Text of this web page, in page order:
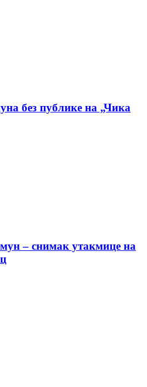
без публике на „Чика
– снимак утакмице на